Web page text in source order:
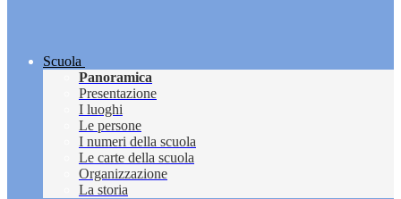
Scuola
Panoramica
Presentazione
I luoghi
Le persone
I numeri della scuola
Le carte della scuola
Organizzazione
La storia